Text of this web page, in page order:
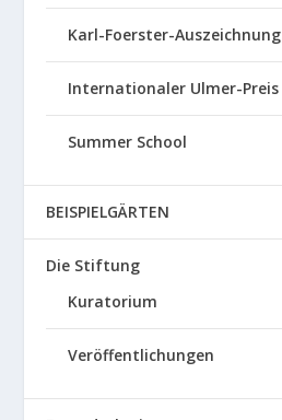
Karl-Foerster-Auszeichnung
Internationaler Ulmer-Preis
Summer School
BEISPIELGÄRTEN
Die Stiftung
Kuratorium
Veröffentlichungen